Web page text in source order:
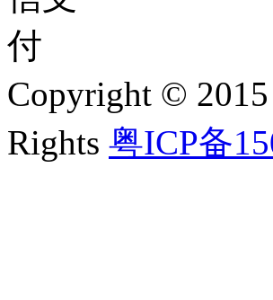
Copyright ©
Rights 粤ICP备